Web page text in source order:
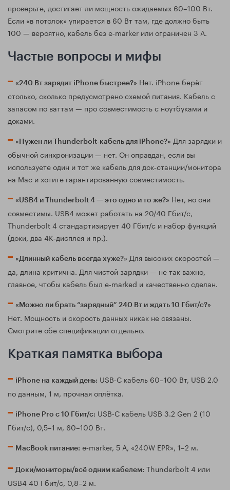
проверьте, достигает ли мощность ожидаемых 60–100 Вт.
Если «в потолок» упирается в 60 Вт там, где должно быть
100 — вероятно, кабель без e‑marker или ограничен 3 А.
Частые вопросы и мифы
«240 Вт зарядит iPhone быстрее?» Нет. iPhone берёт
столько, сколько предусмотрено схемой питания. Кабель с
запасом по ваттам — про совместимость с ноутбуками и
доками.
«Нужен ли Thunderbolt‑кабель для iPhone?» Для зарядки и
обычной синхронизации — нет. Он оправдан, если вы
используете один и тот же кабель для док‑станции/монитора
на Mac и хотите гарантированную совместимость.
«USB4 и Thunderbolt 4 — это одно и то же?» Нет, но они
совместимы. USB4 может работать на 20/40 Гбит/с,
Thunderbolt 4 стандартизирует 40 Гбит/с и набор функций
(доки, два 4K‑дисплея и пр.).
«Длинный кабель всегда хуже?» Для высоких скоростей —
да, длина критична. Для чистой зарядки — не так важно,
главное, чтобы кабель был e‑marked и качественно сделан.
«Можно ли брать “зарядный” 240 Вт и ждать 10 Гбит/с?»
Нет. Мощность и скорость данных никак не связаны.
Смотрите обе спецификации отдельно.
Краткая памятка выбора
iPhone на каждый день: USB‑C кабель 60–100 Вт, USB 2.0
по данным, 1 м, прочная оплётка.
iPhone Pro с 10 Гбит/с: USB‑C кабель USB 3.2 Gen 2 (10
Гбит/с), 0,5–1 м, 60–100 Вт.
MacBook питание: e‑marker, 5 А, «240W EPR», 1–2 м.
Доки/мониторы/всё одним кабелем: Thunderbolt 4 или
USB4 40 Гбит/с, 0,8–2 м.